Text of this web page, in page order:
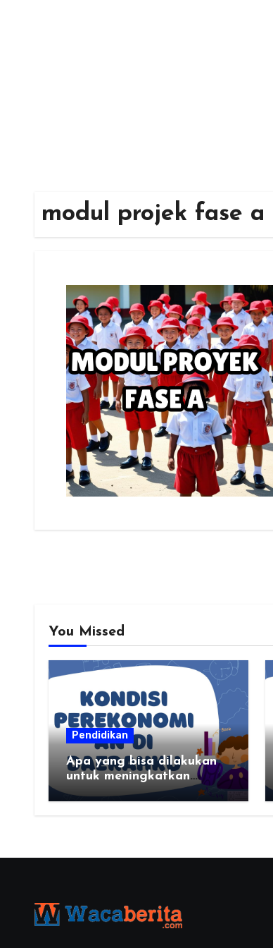
modul projek fase a
You Missed
Pendidikan
Apa yang bisa dilakukan
untuk meningkatkan
kondisi perekonomian
daerahku?